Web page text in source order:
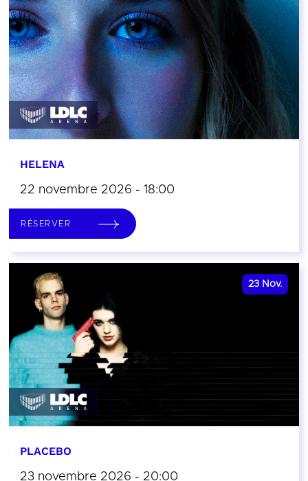
HELENA
22 novembre 2026 - 18:00
RÉSERVER
23 Nov.
PLACEBO
23 novembre 2026 - 20:00